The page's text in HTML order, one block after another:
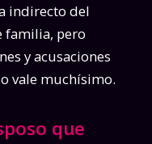
indirecto del
familia, pero
y acusaciones
vale muchísimo.
que